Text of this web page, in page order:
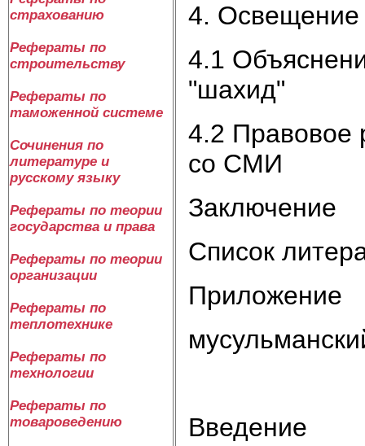
страхованию
Рефераты по
строительству
Рефераты по
таможенной системе
Сочинения по
литературе и
русскому языку
Рефераты по теории
государства и права
Рефераты по теории
организации
Рефераты по
теплотехнике
Рефераты по
технологии
Рефераты по
товароведению
4. Освещение
4.1
"шахид"
4.2 Правовое
со СМИ
Заключение
Список
Приложение
Введение